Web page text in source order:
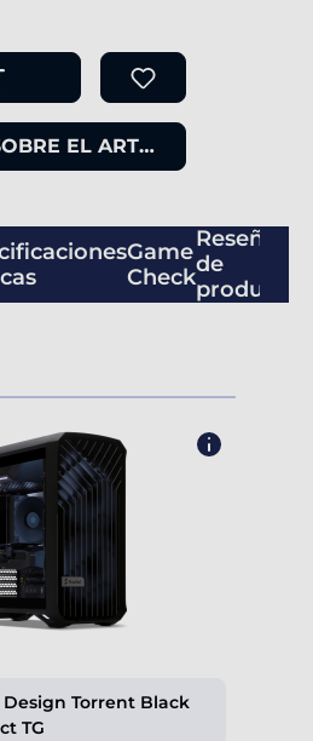
EL ARTÍCULO
Game
Check
Reseñas
de
productos
Design Torrent Black
TG